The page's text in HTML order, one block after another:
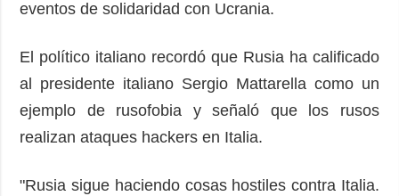
eventos de solidaridad con Ucrania.
El político italiano recordó que Rusia ha calificado
al presidente italiano Sergio Mattarella como un
ejemplo de rusofobia y señaló que los rusos
realizan ataques hackers en Italia.
"Rusia sigue haciendo cosas hostiles contra Italia.